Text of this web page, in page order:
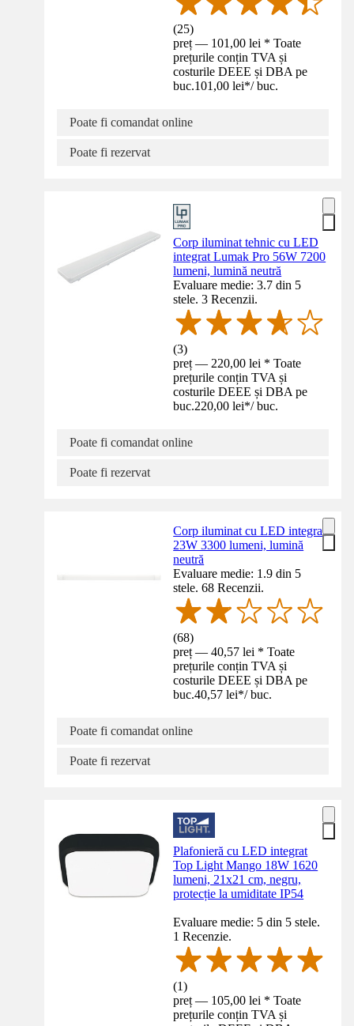
(25)
preț — 101,00 lei * Toate
prețurile conțin TVA și
costurile DEEE și DBA pe
buc.101,00 lei*/ buc.
Poate fi comandat online
Poate fi rezervat
Corp iluminat tehnic cu LED
integrat Lumak Pro 56W 7200
lumeni, lumină neutră
Evaluare medie: 3.7 din 5
stele. 3 Recenzii.
(3)
preț — 220,00 lei * Toate
prețurile conțin TVA și
costurile DEEE și DBA pe
buc.220,00 lei*/ buc.
Poate fi comandat online
Poate fi rezervat
Corp iluminat cu LED integrat
23W 3300 lumeni, lumină
neutră
Evaluare medie: 1.9 din 5
stele. 68 Recenzii.
(68)
preț — 40,57 lei * Toate
prețurile conțin TVA și
costurile DEEE și DBA pe
buc.40,57 lei*/ buc.
Poate fi comandat online
Poate fi rezervat
Plafonieră cu LED integrat
Top Light Mango 18W 1620
lumeni, 21x21 cm, negru,
protecție la umiditate IP54
Evaluare medie: 5 din 5 stele.
1 Recenzie.
(1)
preț — 105,00 lei * Toate
prețurile conțin TVA și